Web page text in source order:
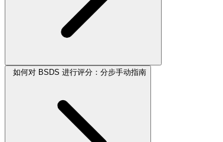
如何对 BSDS 进行评分：分步手动指南